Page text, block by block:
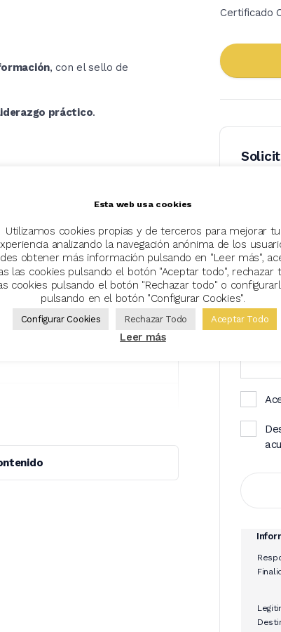
, con el sello de
práctico.
Certificado
Email
Esta web usa cookies
Utilizamos cookies propias y de terceros para mejorar tu
analizando la navegación anónima de los
obtener más información pulsando en "Leer más",
las cookies pulsando el botón "Aceptar todo", rechazar
cookies pulsando el botón "Rechazar todo" o
pulsando en el botón "Configurar Cookies".
Configurar Cookies Rechazar Todo Aceptar Todo
Leer más